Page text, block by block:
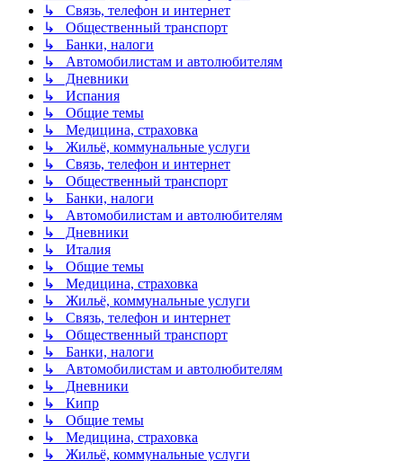
↳ Связь, телефон и интернет
↳ Общественный транспорт
↳ Банки, налоги
↳ Автомобилистам и автолюбителям
↳ Дневники
↳ Испания
↳ Общие темы
↳ Медицина, страховка
↳ Жильё, коммунальные услуги
↳ Связь, телефон и интернет
↳ Общественный транспорт
↳ Банки, налоги
↳ Автомобилистам и автолюбителям
↳ Дневники
↳ Италия
↳ Общие темы
↳ Медицина, страховка
↳ Жильё, коммунальные услуги
↳ Связь, телефон и интернет
↳ Общественный транспорт
↳ Банки, налоги
↳ Автомобилистам и автолюбителям
↳ Дневники
↳ Кипр
↳ Общие темы
↳ Медицина, страховка
↳ Жильё, коммунальные услуги